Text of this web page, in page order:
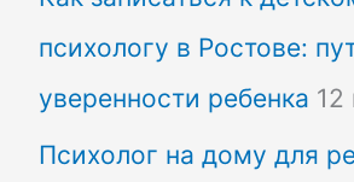
психологу в Ростове:
уверенности ребенка 12
Психолог на дому для